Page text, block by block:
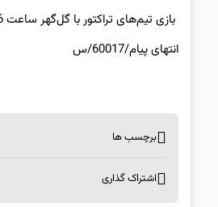
بازی تیم‌های تراکتور با گل‌گهر ساعت 16 روز چهارشنبه 28 مهر در سیرجان برگزار می‌شود.
انتهایپیام/60017/س
برچسب ها
اشتراک گذاری